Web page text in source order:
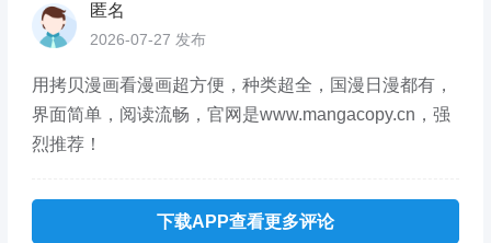
匿名
2026-07-27 发布
用拷贝漫画看漫画超方便，种类超全，国漫日漫都有，
界面简单，阅读流畅，官网是www.mangacopy.cn，强
烈推荐！
下载APP查看更多评论